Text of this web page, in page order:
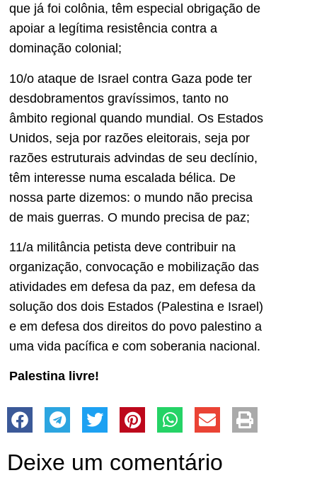
que já foi colônia, têm especial obrigação de
apoiar a legítima resistência contra a
dominação colonial;
10/o ataque de Israel contra Gaza pode ter
desdobramentos gravíssimos, tanto no
âmbito regional quando mundial. Os Estados
Unidos, seja por razões eleitorais, seja por
razões estruturais advindas de seu declínio,
têm interesse numa escalada bélica. De
nossa parte dizemos: o mundo não precisa
de mais guerras. O mundo precisa de paz;
11/a militância petista deve contribuir na
organização, convocação e mobilização das
atividades em defesa da paz, em defesa da
solução dos dois Estados (Palestina e Israel)
e em defesa dos direitos do povo palestino a
uma vida pacífica e com soberania nacional.
Palestina livre!
Deixe um comentário